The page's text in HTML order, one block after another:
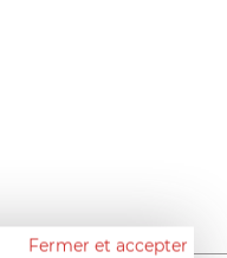
Fermer et accepter